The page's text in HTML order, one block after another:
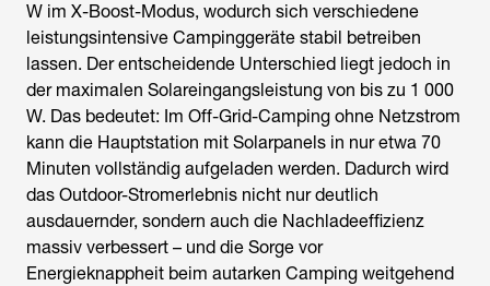
W im X-Boost-Modus, wodurch sich verschiedene
leistungsintensive Campinggeräte stabil betreiben
lassen. Der entscheidende Unterschied liegt jedoch in
der maximalen Solareingangsleistung von bis zu 1 000
W. Das bedeutet: Im Off-Grid-Camping ohne Netzstrom
kann die Hauptstation mit Solarpanels in nur etwa 70
Minuten vollständig aufgeladen werden. Dadurch wird
das Outdoor-Stromerlebnis nicht nur deutlich
ausdauernder, sondern auch die Nachladeeffizienz
massiv verbessert – und die Sorge vor
Energieknappheit beim autarken Camping weitgehend